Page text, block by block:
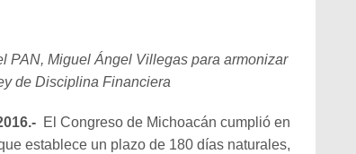
PAN, Miguel Ángel Villegas para armonizar
de Disciplina Financiera
El Congreso de Michoacán cumplió en
establece un plazo de 180 días naturales,